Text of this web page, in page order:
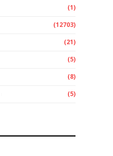
(1)
(12703)
(21)
(5)
(8)
(5)